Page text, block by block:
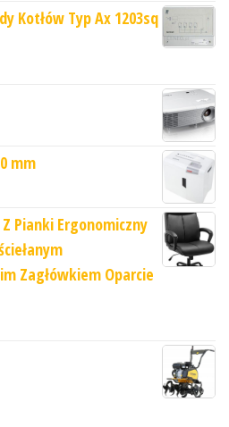
Kotłów Typ Ax 1203sq
mm
Pianki Ergonomiczny
Zagłówkiem Oparcie